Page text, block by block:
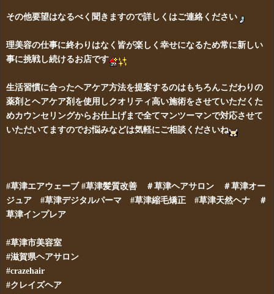
その他要望はなるべく聞きますので詳しくはご連絡ください
理美容の仕事に終わりはなく皆が楽しく幸せになるため常に新しい
事に挑戦し続けるお店です
生活習慣に合ったヘアケア方法を提案するのはもちろんこだわりの
薬剤とヘアケア剤を使用しクオリティ高い施術をさせていただくた
めカウンセリングからお仕上げまで全てマンツーマンで対応させて
いただいてますのでお悩みなどは気軽にご相談くださいね
#草津エアウェーブ #草津髪質改善 ＃草津ヘアサロン ＃草津オー
ジュア #草津デジタルパーマ #草津縮毛矯正 #草津天然ヘナ ＃
草津インプレア
#草津市美容室
#滋賀県ヘアサロン
#crazehair
#クレイズヘア